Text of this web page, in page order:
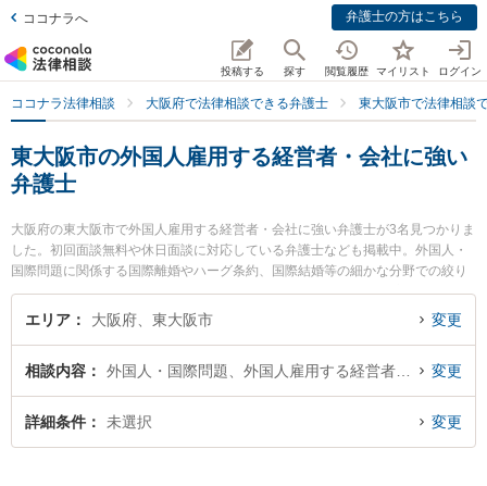
ココナラへ 弁護士の方はこちら
投稿する 探す 閲覧履歴 マイリスト ログイン
ココナラ法律相談 大阪府で法律相談できる弁護士 東大阪市で法律相談
東大阪市の外国人雇用する経営者・会社に強い
弁護士
大阪府の東大阪市で外国人雇用する経営者・会社に強い弁護士が3名見つかりま
した。初回面談無料や休日面談に対応している弁護士なども掲載中。外国人・
国際問題に関係する国際離婚やハーグ条約、国際結婚等の細かな分野での絞り
込み検索もでき便利です。特にはなぞの綜合法律事務所の丸山 和彦弁護士や弁
護士法人i 本部東大阪法律事務所の黒田 充宏弁護士、弁護士法人i 本部東大阪法
のトラブルを今すぐに弁護士に相談したい』『外国人雇用する経営者・会社の
トラブル解決の実績豊富な近くの弁護士を検索したい』『初回相談無料で外国
人雇用する経営者・会社を法律相談できる東大阪市内の弁護士に相談予約した
エリア 大阪府、東大阪市 変更
相談内容 変更
詳細条件 未選択 変更